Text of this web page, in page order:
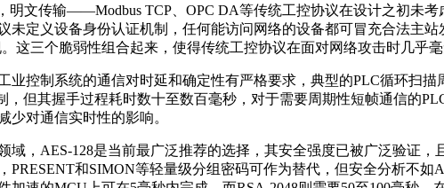
明文传输——Modbus TCP、OPC DA等传统工控协议在设计之初未
定义设备身份认证机制，任何能访问网络的设备都可冒充合法主
这三个脆弱性组合起来，使得传统工控协议在面对网络攻击时几乎毫
控制系统的通信对时延和确定性有严格要求，典型的PLC循环扫
但其握手过程耗时数十至数百毫秒，对于需要周期性短帧通信的
少对通信实时性的影响。
，AES-128是当前最广泛推荐的选择，其安全强度已被广泛验证
和SIMON等轻量级分组密码可作为替代，但安全分析不